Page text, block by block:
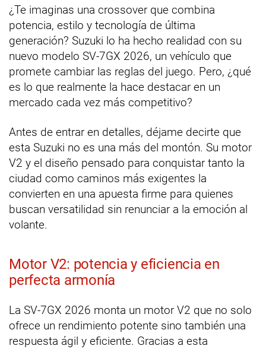
¿Te imaginas una crossover que combina
potencia, estilo y tecnología de última
generación? Suzuki lo ha hecho realidad con su
nuevo modelo SV-7GX 2026, un vehículo que
promete cambiar las reglas del juego. Pero, ¿qué
es lo que realmente la hace destacar en un
mercado cada vez más competitivo?
Antes de entrar en detalles, déjame decirte que
esta Suzuki no es una más del montón. Su motor
V2 y el diseño pensado para conquistar tanto la
ciudad como caminos más exigentes la
convierten en una apuesta firme para quienes
buscan versatilidad sin renunciar a la emoción al
volante.
Motor V2: potencia y eficiencia en
perfecta armonía
La SV-7GX 2026 monta un motor V2 que no solo
ofrece un rendimiento potente sino también una
respuesta ágil y eficiente. Gracias a esta